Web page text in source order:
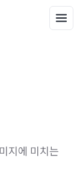
지에 미치는